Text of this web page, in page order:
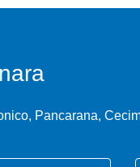
Pancarana,